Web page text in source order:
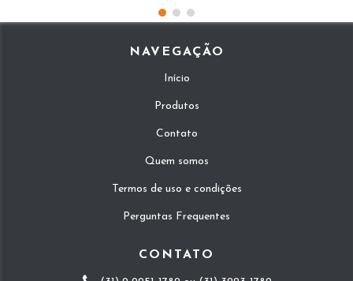
NAVEGAÇÃO
Início
Produtos
Contato
Quem somos
Termos de uso e condições
Perguntas Frequentes
CONTATO